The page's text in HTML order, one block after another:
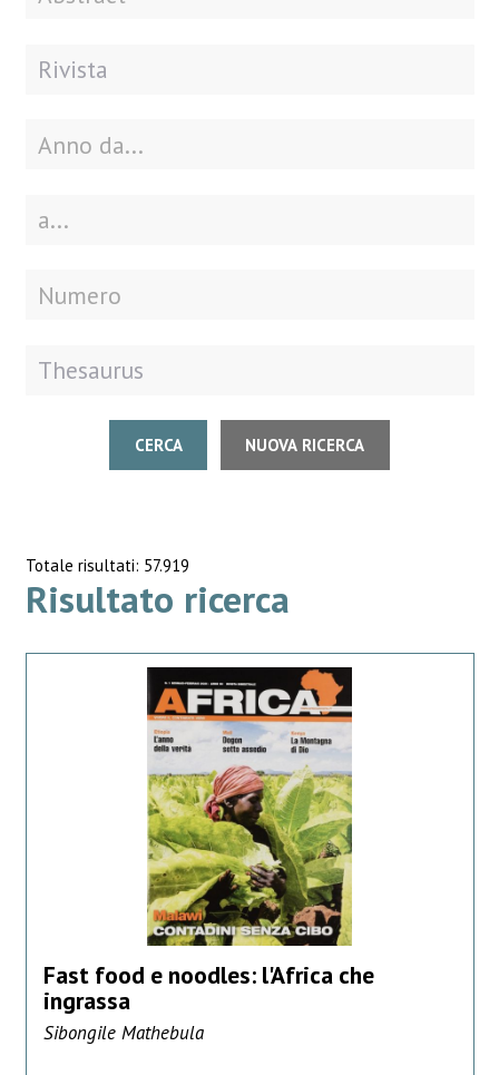
CERCA NUOVA RICERCA
Totale risultati: 57.919
Risultato ricerca
Fast food e noodles: l'Africa che
ingrassa
Sibongile Mathebula